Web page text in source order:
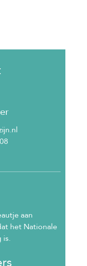
aan
het Nationale
is.